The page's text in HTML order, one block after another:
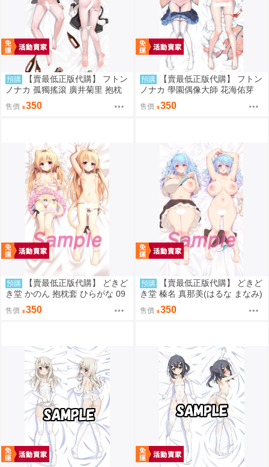
預購
【賣最低正版代購】 フトン
ノナカ 孤獨搖滾 廣井菊里 抱枕
套 0830
售價 350
預購
【賣最低正版代購】 フトン
ノナカ 學園偶像大師 花海佑芽
抱枕套 Hectyne 0830
售價 350
預購
【賣最低正版代購】 どきど
き堂 かのん 抱枕套 ひらがな 09
售價 350
預購
【賣最低正版代購】 どきど
き堂 榛名 真那美(はるな まなみ)
抱枕套 成海クリスティアーノー
ト 0905
售價 350